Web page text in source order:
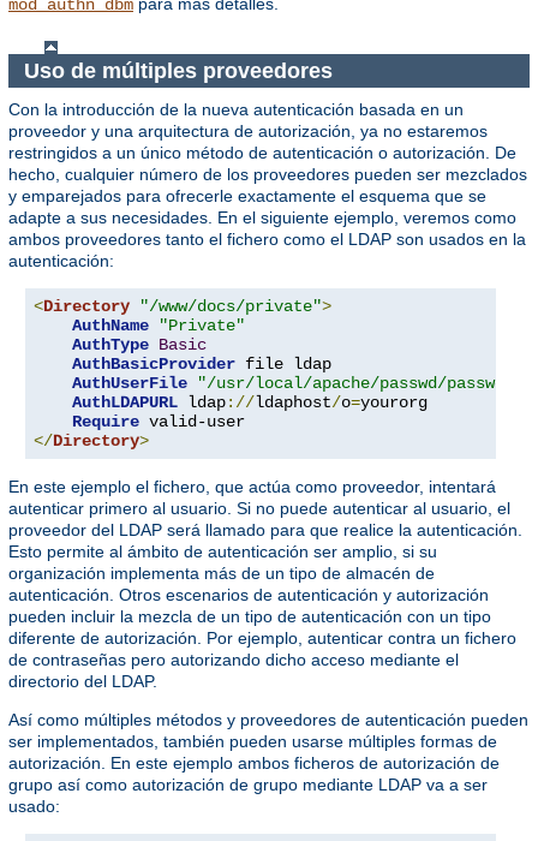
mod_authn_dbm para más detalles.
Uso de múltiples proveedores
Con la introducción de la nueva autenticación basada en un
proveedor y una arquitectura de autorización, ya no estaremos
restringidos a un único método de autenticación o autorización. De
hecho, cualquier número de los proveedores pueden ser mezclados
y emparejados para ofrecerle exactamente el esquema que se
adapte a sus necesidades. En el siguiente ejemplo, veremos como
ambos proveedores tanto el fichero como el LDAP son usados en la
autenticación:
<Directory "/www/docs/private">
AuthName
"Private"
AuthType Basic
AuthBasicProvider file ldap
AuthUserFile
"/usr/local/apache/passwd/
AuthLDAPURL ldap://ldaphost/o=yourorg
Require
</Directory>
En este ejemplo el fichero, que actúa como proveedor, intentará
autenticar primero al usuario. Si no puede autenticar al usuario, el
proveedor del LDAP será llamado para que realice la autenticación.
Esto permite al ámbito de autenticación ser amplio, si su
organización implementa más de un tipo de almacén de
autenticación. Otros escenarios de autenticación y autorización
pueden incluir la mezcla de un tipo de autenticación con un tipo
diferente de autorización. Por ejemplo, autenticar contra un fichero
de contraseñas pero autorizando dicho acceso mediante el
directorio del LDAP.
Así como múltiples métodos y proveedores de autenticación pueden
ser implementados, también pueden usarse múltiples formas de
autorización. En este ejemplo ambos ficheros de autorización de
grupo así como autorización de grupo mediante LDAP va a ser
usado: